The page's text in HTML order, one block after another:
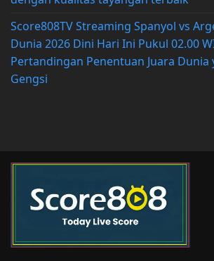
Score808TV Streaming Spanyol vs
Dunia 2026 Dini Hari Ini Pukul 02.00
Pertandingan Penentuan Juara Dunia
Gengsi